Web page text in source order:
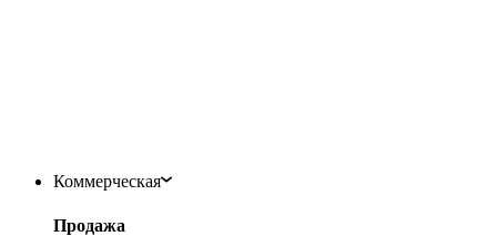
Коммерческая
Продажа